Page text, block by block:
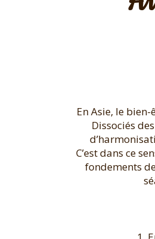
En Asie, le
Dissociés
C’est dans ce
fondements